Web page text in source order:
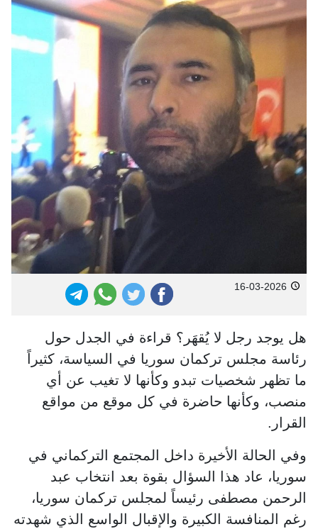
هل يوجد رجل لا يُقهَر؟ قراءة في الجدل حول
رئاسة مجلس تركمان سوريا في السياسة، كثيراً
ما تظهر شخصيات تبدو وكأنها لا تغيب عن أي
منصب، وكأنها حاضرة في كل موقع من مواقع
القرار.
وفي الحالة الأخيرة داخل المجتمع التركماني في
سوريا، عاد هذا السؤال بقوة بعد انتخاب عبد
الرحمن مصطفى رئيساً لمجلس تركمان سوريا،
رغم المنافسة الكبيرة والإقبال الواسع الذي شهدته